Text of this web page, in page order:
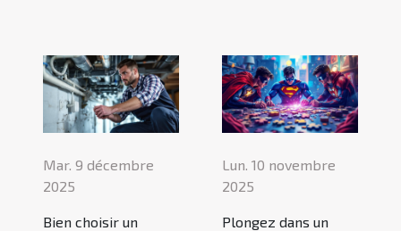
Mar. 9 décembre
2025
Bien choisir un
Lun. 10 novembre
2025
Plongez dans un